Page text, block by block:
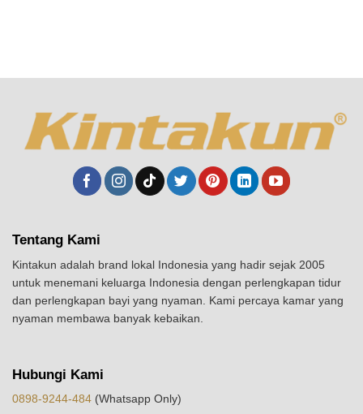
Tentang Kami
Kintakun adalah brand lokal Indonesia yang hadir sejak 2005
untuk menemani keluarga Indonesia dengan perlengkapan tidur
dan perlengkapan bayi yang nyaman. Kami percaya kamar yang
nyaman membawa banyak kebaikan.
Hubungi Kami
0898-9244-484 (Whatsapp Only)